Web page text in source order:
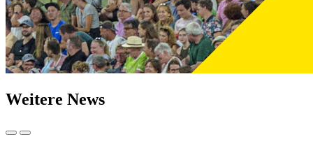
Weitere News